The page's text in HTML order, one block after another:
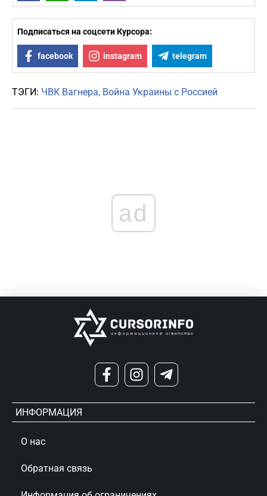
Подписаться на соцсети Курсора:
facebook instagram telegram
ТЭГИ: ЧВК Вагнера Война Украины с Россией
ad
ИНФОРМАЦИЯ
О нас
Обратная связь